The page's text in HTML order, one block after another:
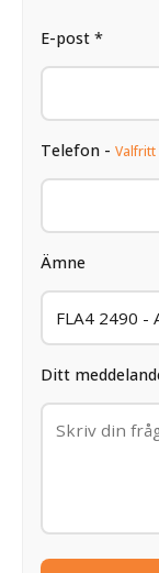
E-post *
Telefon - Valfritt
Ämne
Ditt